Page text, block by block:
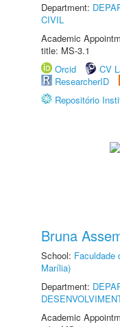
Department:
CIVIL
Academic
title: MS-3.1
Orcid
CV
ResearcherID
Repositório
Bruna
School: Faculdade
Marília)
Department:
Academic